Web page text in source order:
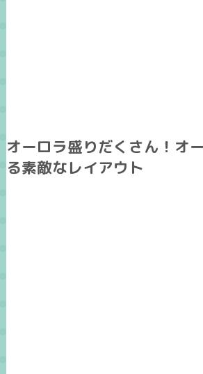
オーロラ盛りだくさん！オ
る素敵なレイアウト